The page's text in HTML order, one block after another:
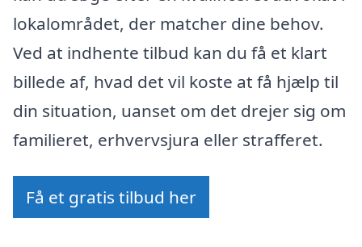
lokalområdet, der matcher dine behov.
Ved at indhente tilbud kan du få et klart
billede af, hvad det vil koste at få hjælp til
din situation, uanset om det drejer sig om
familieret, erhvervsjura eller strafferet.
Få et gratis tilbud her